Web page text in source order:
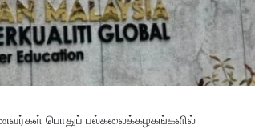
பொதுப் பல்கலைக்கழகங்களில்